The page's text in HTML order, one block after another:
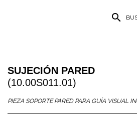
search
SUJECIÓN PARED
(10.00S011.01)
PIEZA SOPORTE PARED PARA GUÍA VISUAL